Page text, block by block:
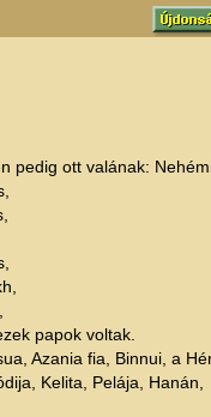
pedig ott valának:
papok voltak.
Azania fia, Binnui, a
Kelita, Pelája, Hanán,